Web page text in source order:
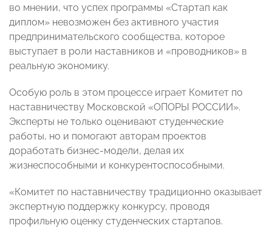
во мнении, что успех программы «Стартап как
диплом» невозможен без активного участия
предпринимательского сообщества, которое
выступает в роли наставников и «проводников» в
реальную экономику.
Особую роль в этом процессе играет Комитет по
наставничеству Московской «ОПОРЫ РОССИИ».
Эксперты не только оценивают студенческие
работы, но и помогают авторам проектов
доработать бизнес-модели, делая их
жизнеспособными и конкурентоспособными.
«Комитет по наставничеству традиционно оказывает
экспертную поддержку конкурсу, проводя
профильную оценку студенческих стартапов.